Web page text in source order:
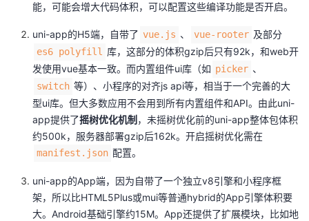
能，可能会增大代码体积，可以配置这些编译功能是否开启。
uni-app的H5端，自带了 vue.js 、 vue-rooter 及部分
es6 polyfill 库，这部分的体积gzip后只有92k，和web开
发使用vue基本一致。而内置组件ui库（如 picker 、
switch 等）、小程序的对齐js api等，相当于一个完善的大
型ui库。但大多数应用不会用到所有内置组件和API。由此uni-
app提供了摇树优化机制 ，未摇树优化前的uni-app整体包体积
约500k，服务器部署gzip后162k。开启摇树优化需在
manifest.json 配置。
uni-app的App端，因为自带了一个独立v8引擎和小程序框
架，所以比HTML5Plus或mui等普通hybrid的App引擎体积要
大。Android基础引擎约15M。App还提供了扩展模块，比如地